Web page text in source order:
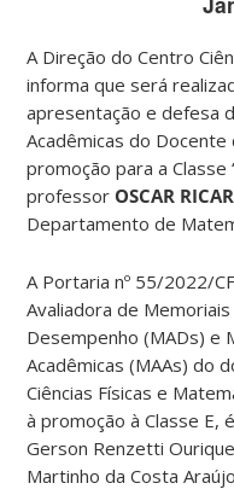
A Direção do Centro
informa que será
apresentação e defesa
Acadêmicas do Docente
promoção para a Classe
professor OSCAR
Departamento de
A Portaria nº 55/2022/
Avaliadora de
Desempenho (MADs) e
Acadêmicas (MAAs) do
Ciências Físicas e
à promoção à Classe E,
Gerson Renzetti
Martinho da Costa